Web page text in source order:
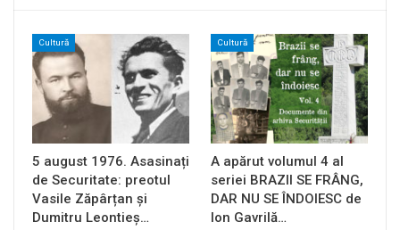
Cultură
5 august 1976. Asasinați
de Securitate: preotul
Vasile Zăpârțan și
Dumitru Leontieș…
Cultură
A apărut volumul 4 al
seriei BRAZII SE FRÂNG,
DAR NU SE ÎNDOIESC de
Ion Gavrilă…